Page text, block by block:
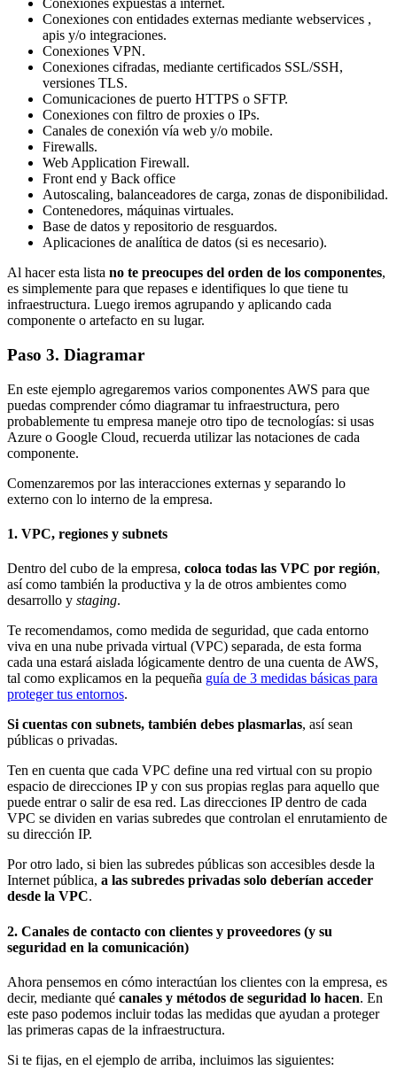
Conexiones expuestas a internet.
Conexiones con entidades externas mediante webservices ,
apis y/o integraciones.
Conexiones VPN.
Conexiones cifradas, mediante certificados SSL/SSH,
versiones TLS.
Comunicaciones de puerto HTTPS o SFTP.
Conexiones con filtro de proxies o IPs.
Canales de conexión vía web y/o mobile.
Firewalls.
Web Application Firewall.
Front end y Back office
Autoscaling, balanceadores de carga, zonas de disponibilidad.
Contenedores, máquinas virtuales.
Base de datos y repositorio de resguardos.
Aplicaciones de analítica de datos (si es necesario).
Al hacer esta lista no te preocupes del orden de los componentes,
es simplemente para que repases e identifiques lo que tiene tu
infraestructura. Luego iremos agrupando y aplicando cada
componente o artefacto en su lugar.
Paso 3. Diagramar
En este ejemplo agregaremos varios componentes AWS para que
puedas comprender cómo diagramar tu infraestructura, pero
probablemente tu empresa maneje otro tipo de tecnologías: si usas
Azure o Google Cloud, recuerda utilizar las notaciones de cada
componente.
Comenzaremos por las interacciones externas y separando lo
externo con lo interno de la empresa.
1. VPC, regiones y subnets
Dentro del cubo de la empresa, coloca todas las VPC por región,
así como también la productiva y la de otros ambientes como
desarrollo y staging.
Te recomendamos, como medida de seguridad, que cada entorno
viva en una nube privada virtual (VPC) separada, de esta forma
cada una estará aislada lógicamente dentro de una cuenta de AWS,
tal como explicamos en la pequeña guía de 3 medidas básicas para
proteger tus entornos.
Si cuentas con subnets, también debes plasmarlas, así sean
públicas o privadas.
Ten en cuenta que cada VPC define una red virtual con su propio
espacio de direcciones IP y con sus propias reglas para aquello que
puede entrar o salir de esa red. Las direcciones IP dentro de cada
VPC se dividen en varias subredes que controlan el enrutamiento de
su dirección IP.
Por otro lado, si bien las subredes públicas son accesibles desde la
Internet pública, a las subredes privadas solo deberían acceder
desde la VPC.
2. Canales de contacto con clientes y proveedores (y su
seguridad en la comunicación)
Ahora pensemos en cómo interactúan los clientes con la empresa, es
decir, mediante qué canales y métodos de seguridad lo hacen. En
este paso podemos incluir todas las medidas que ayudan a proteger
las primeras capas de la infraestructura.
Si te fijas, en el ejemplo de arriba, incluimos las siguientes: